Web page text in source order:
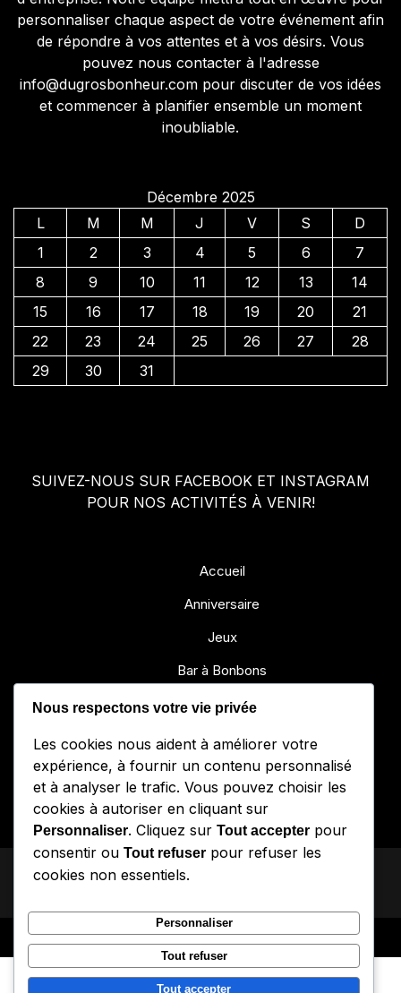
personnaliser chaque aspect de votre événement afin
de répondre à vos attentes et à vos désirs. Vous
pouvez nous contacter à l'adresse
info@dugrosbonheur.com pour discuter de vos idées
et commencer à planifier ensemble un moment
inoubliable.
Décembre 2025
L
M M J V S
D
1
2 3 4 5 6
7
8
9 10 11 12 13
14
15
16 17 18 19 20
21
22
23 24 25 26 27
28
29
30 31
SUIVEZ-NOUS SUR FACEBOOK ET INSTAGRAM
POUR NOS ACTIVITÉS À VENIR!
Accueil
Anniversaire
Jeux
Bar à Bonbons
Événements
Campagne de financement
Boutique
Nous joindre
Coffee EspressobyAsterthemes
Nous respectons votre vie privée
Les cookies nous aident à améliorer votre
expérience, à fournir un contenu personnalisé
et à analyser le trafic. Vous pouvez choisir les
cookies à autoriser en cliquant sur
Personnaliser. Cliquez sur Tout accepter pour
consentir ou Tout refuser pour refuser les
cookies non essentiels.
Personnaliser
Tout refuser
Tout accepter
Facebook
TwitterInstagram
LinkedinYoutube